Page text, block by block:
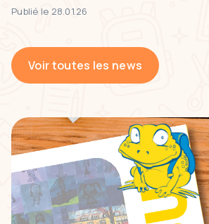
Publié le 28.01.26
Voir toutes les news